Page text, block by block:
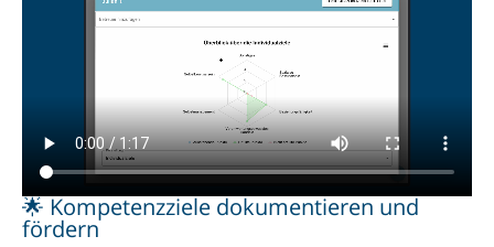
🌟 Kompetenzziele dokumentieren und
fördern